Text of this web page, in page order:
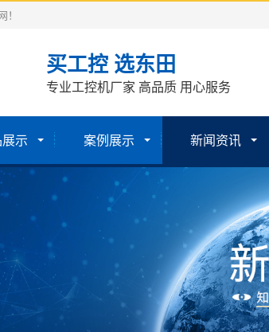
买工控 选东田
专业工控机厂家 高品质 用心服务
示 案例展示 新闻资讯